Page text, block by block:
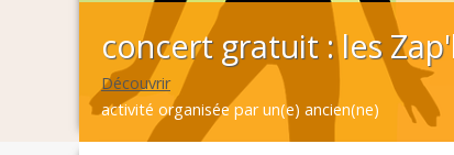
concert gratuit : les
Découvrir
activité organisée par un(e) ancien(ne)